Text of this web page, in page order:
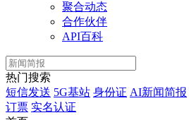
聚合动态
合作伙伴
API百科
热门搜索
短信发送 5G基站 身份证 AI新闻简报
订票 实名认证